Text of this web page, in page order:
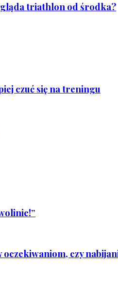
triathlon od środka?
czuć się na treningu
czy